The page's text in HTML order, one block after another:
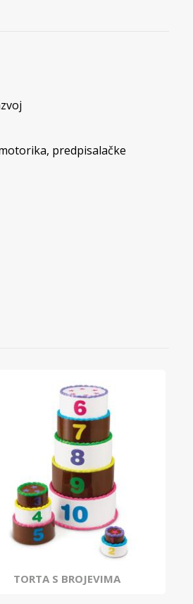
, predpisalačke
TORTA S BROJEVIMA